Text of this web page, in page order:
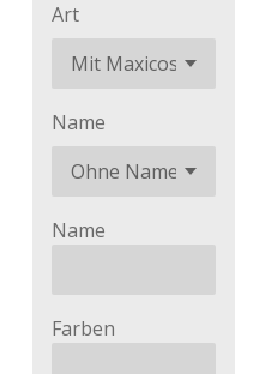
Art
Name
Name
Farben